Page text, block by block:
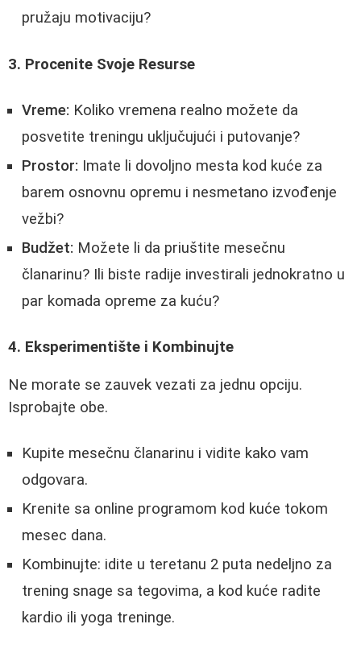
pružaju motivaciju?
3. Procenite Svoje Resurse
Vreme: Koliko vremena realno možete da
posvetite treningu uključujući i putovanje?
Prostor: Imate li dovoljno mesta kod kuće za
barem osnovnu opremu i nesmetano izvođenje
vežbi?
Budžet: Možete li da priuštite mesečnu
članarinu? Ili biste radije investirali jednokratno u
par komada opreme za kuću?
4. Eksperimentište i Kombinujte
Ne morate se zauvek vezati za jednu opciju.
Isprobajte obe.
Kupite mesečnu članarinu i vidite kako vam
odgovara.
Krenite sa online programom kod kuće tokom
mesec dana.
Kombinujte: idite u teretanu 2 puta nedeljno za
trening snage sa tegovima, a kod kuće radite
kardio ili yoga treninge.